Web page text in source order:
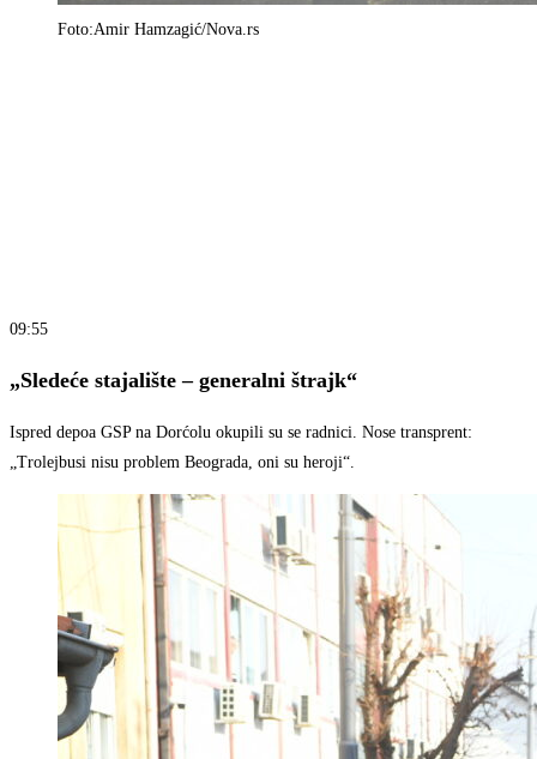
Foto:Amir Hamzagić/Nova.rs
09:55
„Sledeće stajalište – generalni štrajk“
Ispred depoa GSP na Dorćolu okupili su se radnici. Nose transprent:
„Trolejbusi nisu problem Beograda, oni su heroji“.